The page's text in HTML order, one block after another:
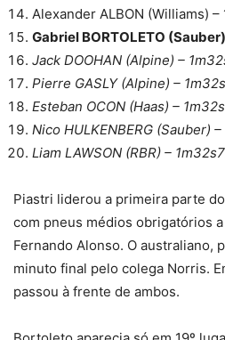
Alexander ALBON (Williams)
Gabriel BORTOLETO
Jack DOOHAN (Alpine) –
Pierre GASLY (Alpine) –
Esteban OCON (Haas) –
Nico HULKENBERG (Sauber)
Liam LAWSON (RBR) –
Piastri liderou a primeira parte
com pneus médios obrigatórios
Fernando Alonso. O australiano,
minuto final pelo colega Norris.
passou à frente de ambos.